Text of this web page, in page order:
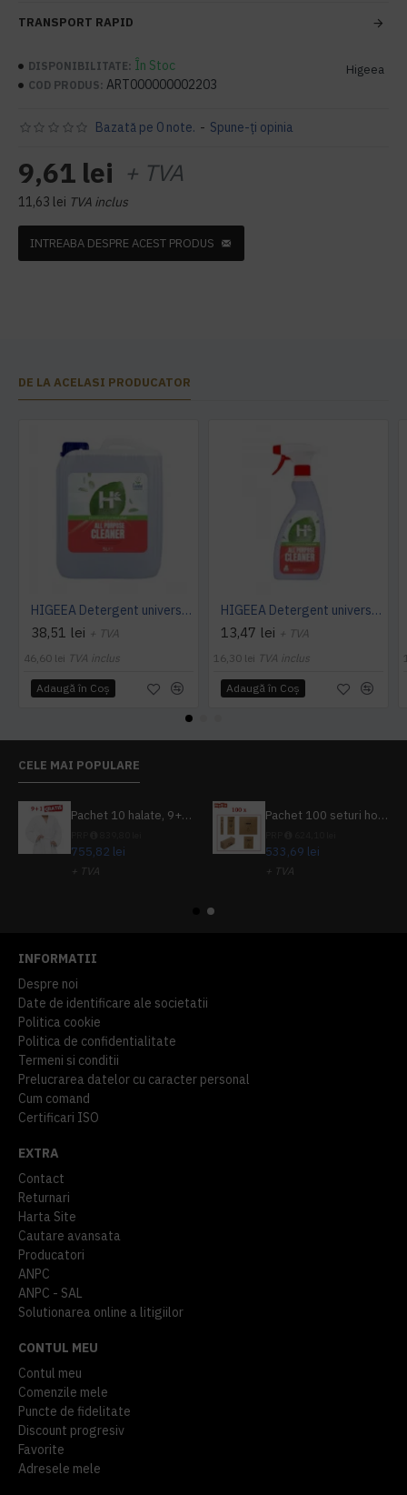
TRANSPORT RAPID
DISPONIBILITATE: În Stoc
COD PRODUS: ART000000002203
Higeea
Bazată pe 0 note. - Spune-ţi opinia
9,61 lei + TVA
11,63 lei TVA inclus
INTREABA DESPRE ACEST PRODUS
DE LA ACELASI PRODUCATOR
HIGEEA Detergent universal All Purpose Cleaner - ECOLABEL 5L
38,51 lei + TVA
46,60 lei TVA inclus
Adaugă în Coş
HIGEEA Detergent universal All Purpose Cleaner - ECOLABEL 500ml
13,47 lei + TVA
16,30 lei TVA inclus
Adaugă în Coş
CELE MAI POPULARE
Pachet 10 halate, 9+1 gratuit
755,82 lei
+ TVA
Pachet 100 seturi hoteliere, set dentar, set barbierit, casca de dus, pila unghii, set cusut
533,69 lei
+ TVA
INFORMATII
Despre noi
Date de identificare ale societatii
Politica cookie
Politica de confidentialitate
Termeni si conditii
Prelucrarea datelor cu caracter personal
Cum comand
Certificari ISO
EXTRA
Contact
Returnari
Harta Site
Cautare avansata
Producatori
ANPC
ANPC - SAL
Solutionarea online a litigiilor
CONTUL MEU
Contul meu
Comenzile mele
Puncte de fidelitate
Discount progresiv
Favorite
Adresele mele